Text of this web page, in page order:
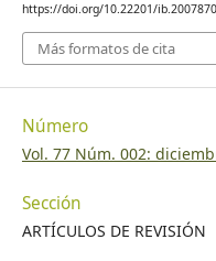
https://doi.org/10.22201/
Más formatos de cita
Número
Vol. 77 Núm. 002:
Sección
ARTÍCULOS DE REVISIÓN